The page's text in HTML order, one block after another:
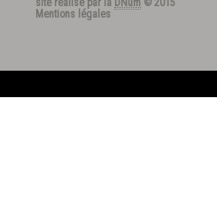
site réalisé par la DNum © 2015
Mentions légales